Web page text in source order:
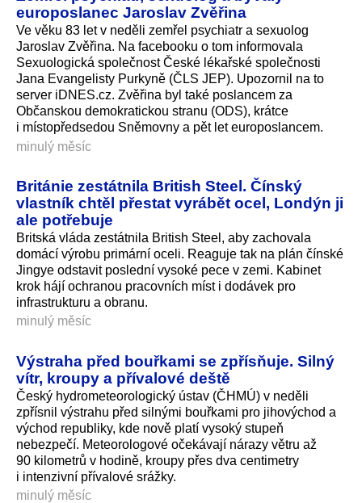
europoslanec Jaroslav Zvěřina
Ve věku 83 let v neděli zemřel psychiatr a sexuolog
Jaroslav Zvěřina. Na facebooku o tom informovala
Sexuologická společnost České lékařské společnosti
Jana Evangelisty Purkyně (ČLS JEP). Upozornil na to
server iDNES.cz. Zvěřina byl také poslancem za
Občanskou demokratickou stranu (ODS), krátce
i místopředsedou Sněmovny a pět let europoslancem.
minulý měsíc
Británie zestátnila British Steel. Čínský
vlastník chtěl přestat vyrábět ocel, Londýn ji
ale potřebuje
Britská vláda zestátnila British Steel, aby zachovala
domácí výrobu primární oceli. Reaguje tak na plán čínské
Jingye odstavit poslední vysoké pece v zemi. Kabinet
krok hájí ochranou pracovních míst i dodávek pro
infrastrukturu a obranu.
minulý měsíc
Výstraha před bouřkami se zpřísňuje. Silný
vítr, kroupy a přívalové deště
Český hydrometeorologický ústav (ČHMÚ) v neděli
zpřísnil výstrahu před silnými bouřkami pro jihovýchod a
východ republiky, kde nově platí vysoký stupeň
nebezpečí. Meteorologové očekávají nárazy větru až
90 kilometrů v hodině, kroupy přes dva centimetry
i intenzivní přívalové srážky.
minulý měsíc